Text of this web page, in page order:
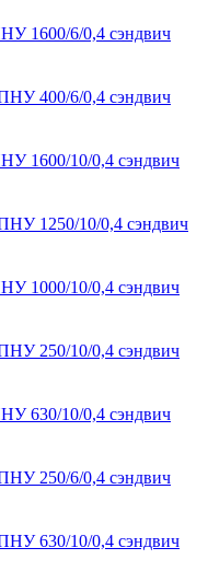
1600/6/0,4 сэндвич
400/6/0,4 сэндвич
1600/10/0,4 сэндвич
1250/10/0,4 сэндвич
1000/10/0,4 сэндвич
250/10/0,4 сэндвич
630/10/0,4 сэндвич
250/6/0,4 сэндвич
630/10/0,4 сэндвич